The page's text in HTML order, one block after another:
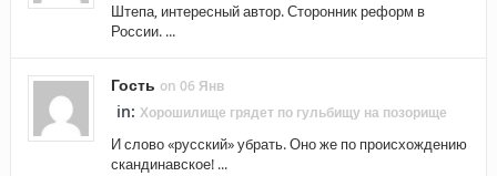
Штепа, интересный автор. Сторонник реформ в
России. ...
Гость on 06 Янв
in: Хорошилище грядет по гульбищу на позорище
И слово «русский» убрать. Оно же по происхождению
скандинавское! ...